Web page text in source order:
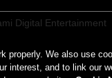
Digital Entertainment
properly. We also use
interest, and to link our